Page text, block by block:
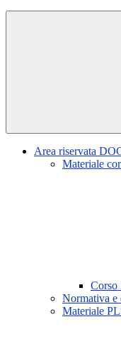
Area riservata
Materiale
Corso
Normativa e
Materiale